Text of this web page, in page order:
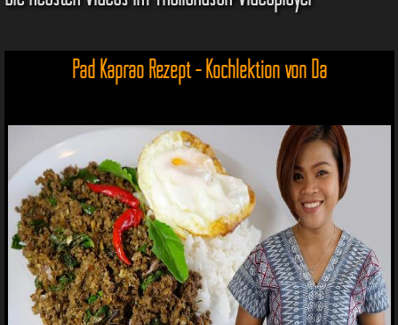
Pad Kaprao Rezept - Kochlektion von Da